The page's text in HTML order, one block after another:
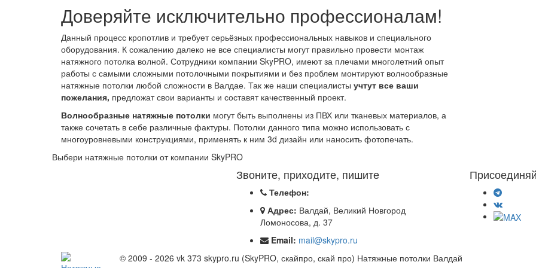
Доверяйте исключительно профессионалам!
Данный процесс кропотлив и требует серьёзных профессиональных навыков и специального
оборудования. К сожалению далеко не все специалисты могут правильно провести монтаж
натяжного потолка волной. Сотрудники компании SkyPRO, имеют за плечами многолетний опыт
работы с самыми сложными потолочными покрытиями и без проблем монтируют волнообразные
натяжные потолки любой сложности в Валдае. Так же наши специалисты учтут все ваши
пожелания, предложат свои варианты и составят качественный проект.
Волнообразные натяжные потолки могут быть выполнены из ПВХ или тканевых материалов, а
также сочетать в себе различные фактуры. Потолки данного типа можно использовать с
многоуровневыми конструкциями, применять к ним 3d дизайн или наносить фотопечать.
Выбери натяжные потолки от компании SkyPRO
Звоните, приходите, пишите
Телефон:
Адрес: Валдай, Великий Новгород
Ломоносова, д. 37
Email: mail@skypro.ru
© 2009 - 2026 vk 373 skypro.ru (SkyPRO, скайпро, скай про) Натяжные потолки Валдай